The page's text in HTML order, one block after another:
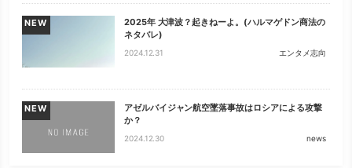
NEW
2025年 大津波？起きねーよ。(ハルマゲドン商法の
ネタバレ)
2024.12.31 エンタメ志向
NEW
アゼルバイジャン航空墜落事故はロシアによる攻撃
か？
2024.12.30 news